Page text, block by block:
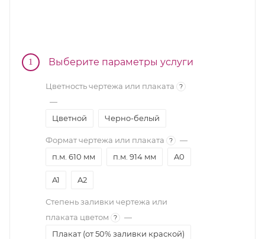
1 Выберите параметры услуги
Цветность чертежа или плаката ?
—
Цветной
Черно-белый
Формат чертежа или плаката ?
—
п.м. 610 мм
п.м. 914 мм A0
A1 A2
Степень заливки чертежа или
плаката цветом
?
—
Плакат (от 50% заливки краской)